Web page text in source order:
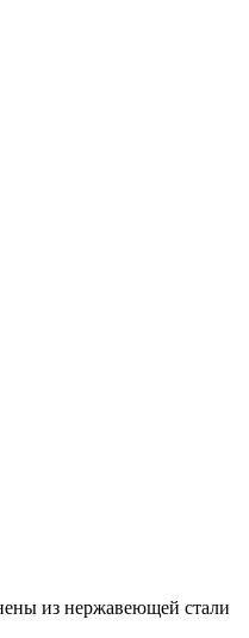
из нержавеющей стали